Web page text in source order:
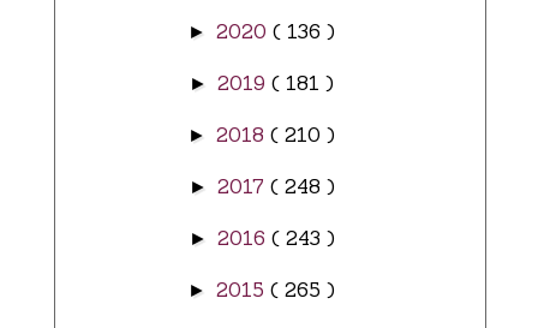
► 2020 ( 136 )
► 2019 ( 181 )
► 2018 ( 210 )
► 2017 ( 248 )
► 2016 ( 243 )
► 2015 ( 265 )